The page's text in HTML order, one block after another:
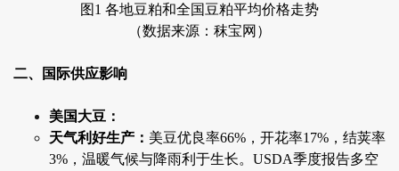
图1 各地豆粕和全国豆粕平均价格走势
（数据来源：秣宝网）
二、国际供应影响
美国大豆：
天气利好生产： 美豆优良率66%，开花率17%，结荚率
3%，温暖气候与降雨利于生长。USDA季度报告多空